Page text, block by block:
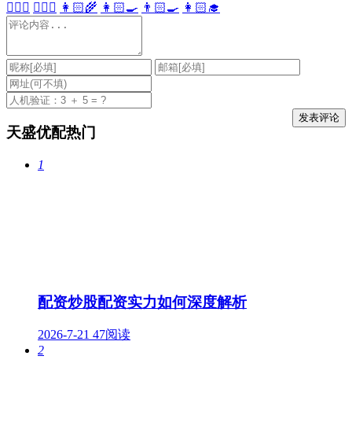
👩🏻‍⚕️ 👨🏻‍⚕️ 👩🏻‍🌾 👩🏻‍🍳 👨🏻‍🍳 👩🏻‍🎓
天盛优配热门
1
配资炒股配资实力如何深度解析
2026-7-21 47阅读
2